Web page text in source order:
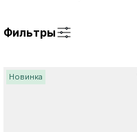
Фильтры
Новинка